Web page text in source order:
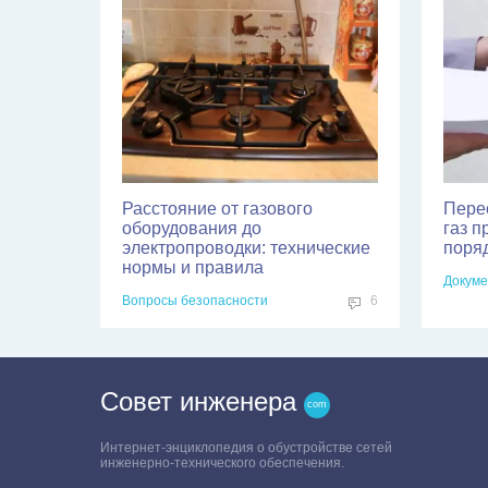
Расстояние от газового
оборудования до
электропроводки: технические
нормы и правила
Вопросы безопасности 6
газ
Совет инженера
Интернет-энциклопедия о обустройстве сетей
инженерно-технического обеспечения.